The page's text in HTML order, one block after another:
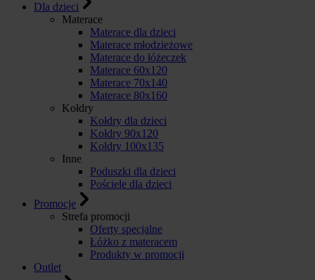
Dla dzieci
Materace
Materace dla dzieci
Materace młodzieżowe
Materace do łóżeczek
Materace 60x120
Materace 70x140
Materace 80x160
Kołdry
Kołdry dla dzieci
Kołdry 90x120
Kołdry 100x135
Inne
Poduszki dla dzieci
Pościele dla dzieci
Promocje
Strefa promocji
Oferty specjalne
Łóżko z materacem
Produkty w promocji
Outlet